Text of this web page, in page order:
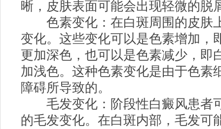
晰，皮肤表面可能会出现轻微的脱
色素变化：在白斑周围的皮肤
变化。这些变化可以是色素增加，
更加深色，也可以是色素减少，即
加浅色。这种色素变化是由于色素
障碍所导致的。
毛发变化：阶段性白癜风患者
的毛发变化。在白斑内部，毛发可